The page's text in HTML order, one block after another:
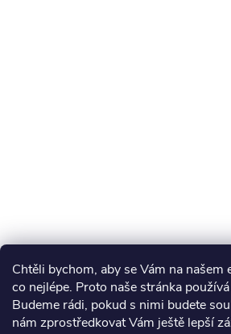
Chtěli bychom, aby se Vám na našem
co nejlépe. Proto naše stránka
Budeme rádi, pokud s nimi budete
nám zprostředkovat Vám ještě lepší